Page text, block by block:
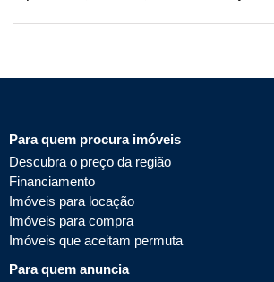
Para quem procura imóveis
Descubra o preço da região
Financiamento
Imóveis para locação
Imóveis para compra
Imóveis que aceitam permuta
Para quem anuncia